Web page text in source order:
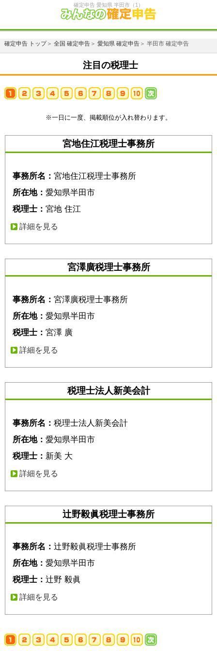
確定申告 愛知県 半田市（1）
確定申告 トップ＞ 全国 確定申告＞ 愛知県 確定申告＞ 半田市 確定申告
注目の税理士
※一日に一度、掲載順位が入れ替わります。
宮地住江税理士事務所
事務所名： 宮地住江税理士事務所
所在地： 愛知県半田市
税理士： 宮地 住江
詳細を見る
宮澤廣税理士事務所
事務所名： 宮澤廣税理士事務所
所在地： 愛知県半田市
税理士： 宮澤 廣
詳細を見る
税理士法人新美会計
事務所名： 税理士法人新美会計
所在地： 愛知県半田市
税理士： 新美 大
詳細を見る
辻野毅眞税理士事務所
事務所名： 辻野毅眞税理士事務所
所在地： 愛知県半田市
税理士： 辻野 毅眞
詳細を見る